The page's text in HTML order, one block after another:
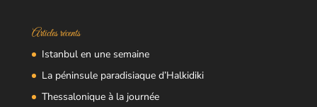
Articles récents
Istanbul en une semaine
La péninsule paradisiaque d’Halkidiki
Thessalonique à la journée